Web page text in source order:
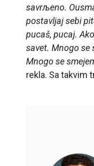
savrљeno.
postavljaj sebi
pucaš, pucaj.
savet. Mnogo se
Mnogo se
rekla. Sa takvim